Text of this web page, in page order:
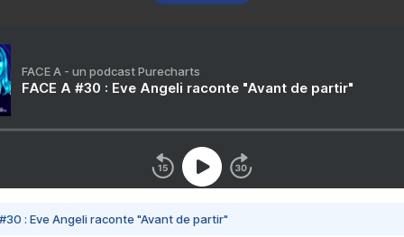
FACE A - un podcast Purecharts
FACE A #30 : Eve Angeli raconte "Avant de partir"
#30 : Eve Angeli raconte "Avant de partir"